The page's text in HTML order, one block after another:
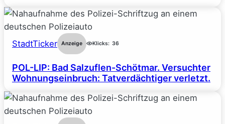
StadtTicker Anzeige Klicks: 36
POL-LIP: Bad Salzuflen-Schötmar. Versuchter
Wohnungseinbruch: Tatverdächtiger verletzt.